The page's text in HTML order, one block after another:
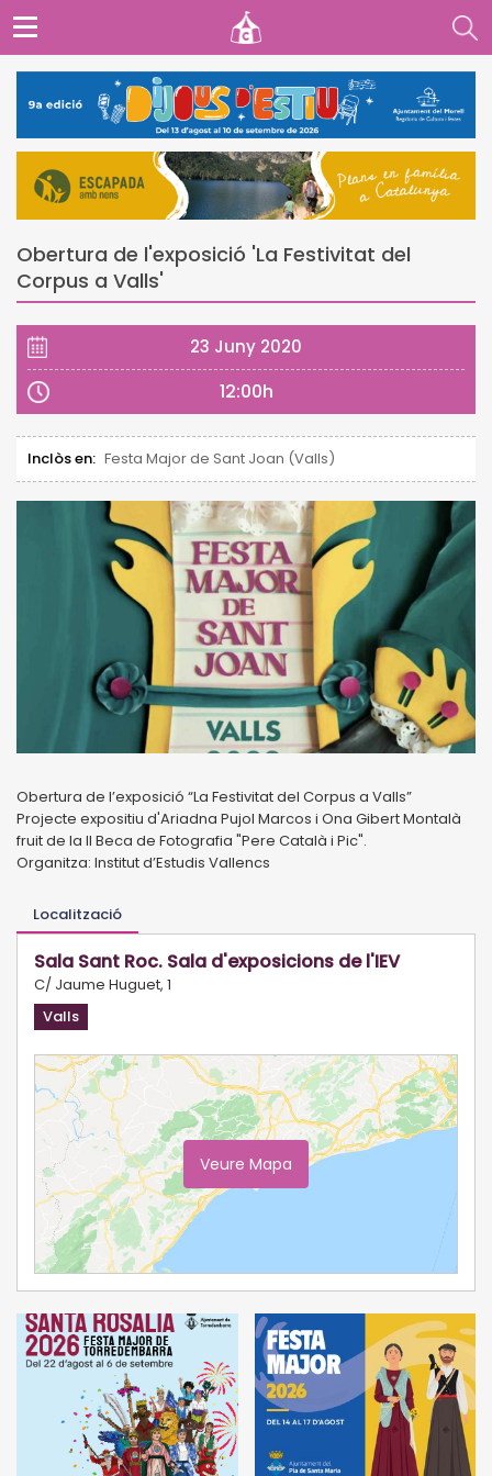
Obertura de l'exposició 'La Festivitat del
Corpus a Valls'
23 Juny 2020
12:00h
Inclòs en: Festa Major de Sant Joan (Valls)
Obertura de l’exposició “La Festivitat del Corpus a Valls”
Projecte expositiu d'Ariadna Pujol Marcos i Ona Gibert Montalà
fruit de la II Beca de Fotografia "Pere Català i Pic".
Organitza: Institut d’Estudis Vallencs
Localització
Sala Sant Roc. Sala d'exposicions de l'IEV
C/ Jaume Huguet, 1
Valls
Veure Mapa